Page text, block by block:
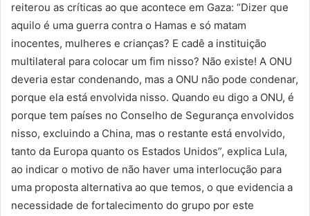
reiterou as críticas ao que acontece em Gaza: “Dizer que
aquilo é uma guerra contra o Hamas e só matam
inocentes, mulheres e crianças? E cadê a instituição
multilateral para colocar um fim nisso? Não existe! A ONU
deveria estar condenando, mas a ONU não pode condenar,
porque ela está envolvida nisso. Quando eu digo a ONU, é
porque tem países no Conselho de Segurança envolvidos
nisso, excluindo a China, mas o restante está envolvido,
tanto da Europa quanto os Estados Unidos”, explica Lula,
ao indicar o motivo de não haver uma interlocução para
uma proposta alternativa ao que temos, o que evidencia a
necessidade de fortalecimento do grupo por este